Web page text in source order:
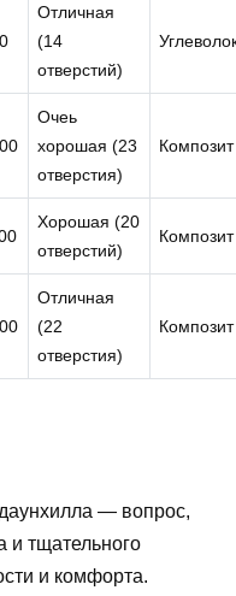
Отличная
(14
отверстий)
Очеь
хорошая (23
отверстия)
Композит
Хорошая (20
отверстий)
Композит
Отличная
(22
отверстия)
Композит
— вопрос,
и тщательного
и комфорта.